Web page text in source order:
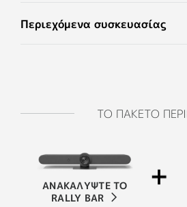
Περιεχόμενα συσκευασίας
ΤΟ ΠΑΚΕΤΟ
ΑΝΑΚΑΛΥΨΤΕ ΤΟ
RALLY BAR